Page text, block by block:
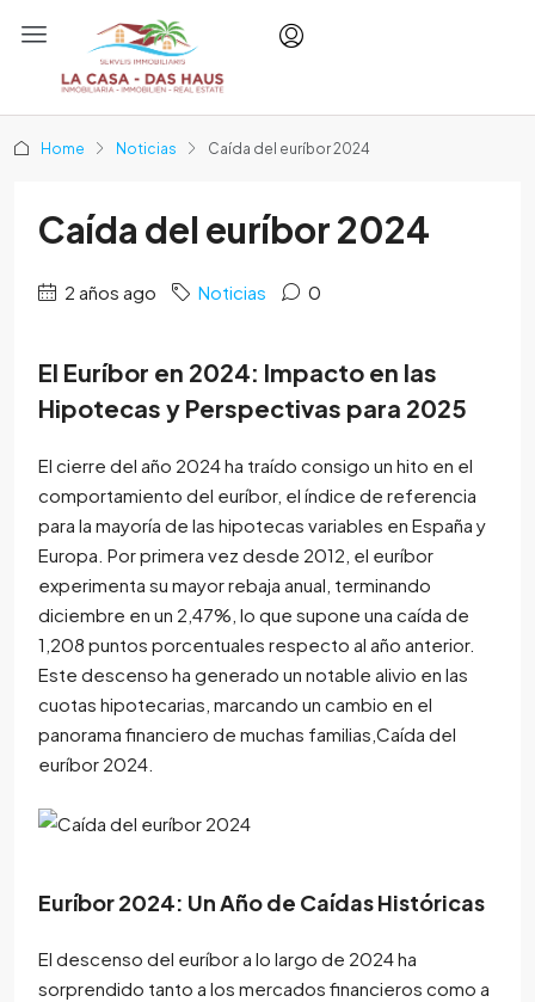
Home Noticias Caída del euríbor 2024
Caída del euríbor 2024
2 años ago Noticias 0
El Euríbor en 2024: Impacto en las
Hipotecas y Perspectivas para 2025
El cierre del año 2024 ha traído consigo un hito en el
comportamiento del euríbor, el índice de referencia
para la mayoría de las hipotecas variables en España y
Europa. Por primera vez desde 2012, el euríbor
experimenta su mayor rebaja anual, terminando
diciembre en un 2,47%, lo que supone una caída de
1,208 puntos porcentuales respecto al año anterior.
Este descenso ha generado un notable alivio en las
cuotas hipotecarias, marcando un cambio en el
panorama financiero de muchas familias,Caída del
euríbor 2024.
Euríbor 2024: Un Año de Caídas Históricas
El descenso del euríbor a lo largo de 2024 ha
sorprendido tanto a los mercados financieros como a